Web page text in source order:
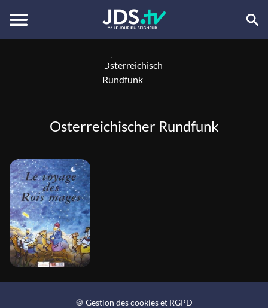
Osterreichischer Rundfunk
🍪 Gestion des cookies et RGPD